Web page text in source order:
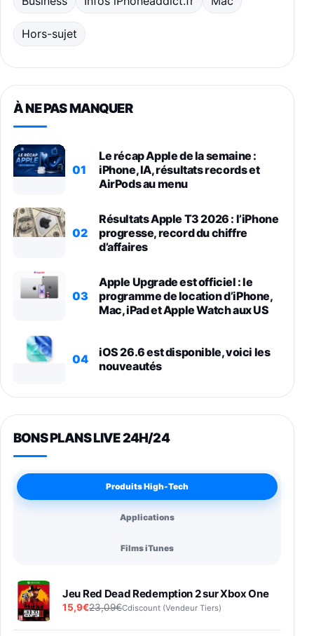
Hors-sujet
À NE PAS MANQUER
01
Le récap Apple de la semaine :
iPhone, IA, résultats records et
AirPods au menu
02
Résultats Apple T3 2026 : l’iPhone
progresse, record du chiffre
d’affaires
03
Apple Upgrade est officiel : le
programme de location d’iPhone,
Mac, iPad et Apple Watch aux US
04
iOS 26.6 est disponible, voici les
nouveautés
BONS PLANS LIVE 24H/24
Produits High-Tech
Applications
Films iTunes
Jeu Red Dead Redemption 2 sur Xbox One
15,9€23,09€Cdiscount (Vendeur Tiers)